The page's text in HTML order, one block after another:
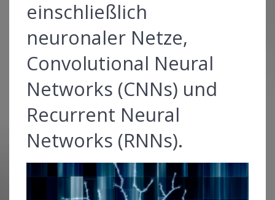
einschließlich
neuronaler Netze,
Convolutional Neural
Networks (CNNs) und
Recurrent Neural
Networks (RNNs).